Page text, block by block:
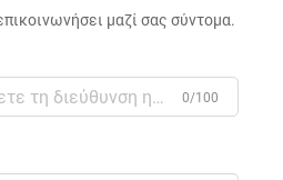
Κολύμβησης Παιδιών
μαζί σας σύντομα.
0/100